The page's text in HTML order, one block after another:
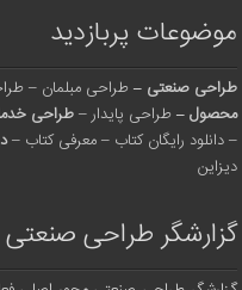
موضوعات پربازدید
طراحی صنعتی – طراحی مبلمان –
محصول– طراحی پایدار–طراحی
–دانلود رایگان کتاب –معرفی کتاب –
دیزاین
گزارشگر طراحی صنعتی